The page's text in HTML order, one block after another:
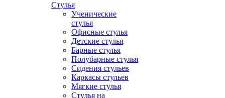
Стулья
Ученические
стулья
Офисные стулья
Детские стулья
Барные стулья
Полубарные стулья
Сидения стульев
Каркасы стульев
Мягкие стулья
Стулья на